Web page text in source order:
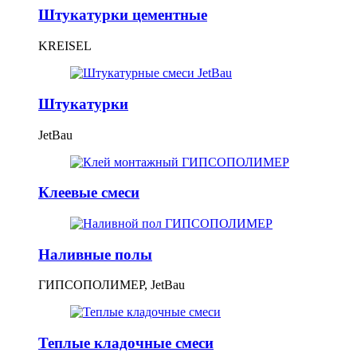
Штукатурки цементные
KREISEL
Штукатурки
JetBau
Клеевые смеси
Наливные полы
ГИПСОПОЛИМЕР, JetBau
Теплые кладочные смеси